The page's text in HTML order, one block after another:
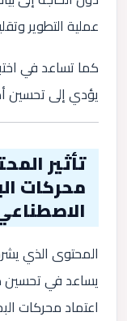
عملية التطوير
كما تساعد في
يؤدي إلى تحسين
تأثير
محركات
المحتوى الذي
يساعد في تحسين
اعتماد محركات